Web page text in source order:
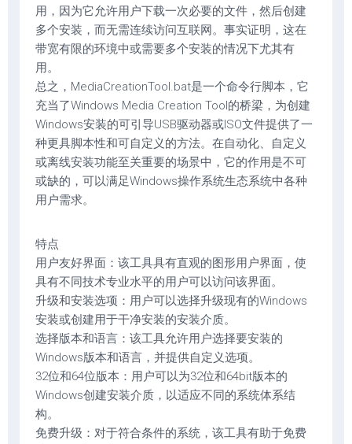
用，因为它允许用户下载一次必要的文件，然后创建
多个安装，而无需连续访问互联网。事实证明，这在
带宽有限的环境中或需要多个安装的情况下尤其有
用。
总之，MediaCreationTool.bat是一个命令行脚本，它
充当了Windows Media Creation Tool的桥梁，为创建
Windows安装的可引导USB驱动器或ISO文件提供了一
种更具脚本性和可自定义的方法。在自动化、自定义
或离线安装功能至关重要的场景中，它的作用是不可
或缺的，可以满足Windows操作系统生态系统中各种
用户需求。
特点
用户友好界面：该工具具有直观的图形用户界面，使
具有不同技术专业水平的用户可以访问该界面。
升级和安装选项：用户可以选择升级现有的Windows
安装或创建用于干净安装的安装介质。
选择版本和语言：该工具允许用户选择要安装的
Windows版本和语言，并提供自定义选项。
32位和64位版本：用户可以为32位和64bit版本的
Windows创建安装介质，以适应不同的系统体系结
构。
免费升级：对于符合条件的系统，该工具有助于免费